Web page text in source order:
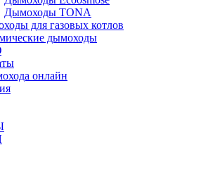
Дымоходы TONA
для газовых котлов
дымоходы
онлайн